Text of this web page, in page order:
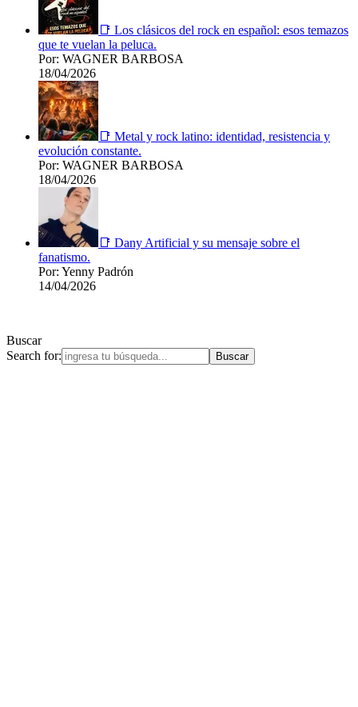
📑 Los clásicos del rock en español: esos temazos
que te vuelan la peluca.
Por: WAGNER BARBOSA
18/04/2026
📑 Metal y rock latino: identidad, resistencia y
evolución constante.
Por: WAGNER BARBOSA
18/04/2026
📑 Dany Artificial y su mensaje sobre el
fanatismo.
Por: Yenny Padrón
14/04/2026
Buscar
Search for: